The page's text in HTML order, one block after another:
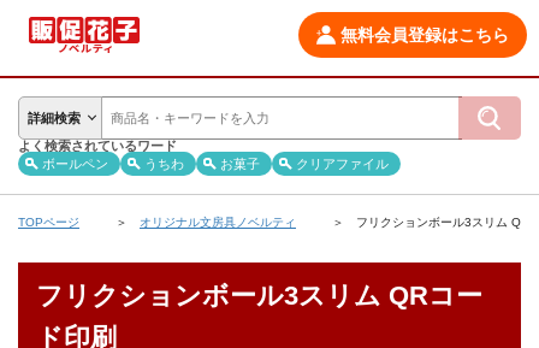
無料会員登録はこちら
詳細検索
よく検索されているワード
ボールペン
うちわ お菓子 クリアファイル
TOPページ オリジナル文房具ノベルティ フリクションボール3スリム QR
フリクションボール3スリム QRコー
ド印刷